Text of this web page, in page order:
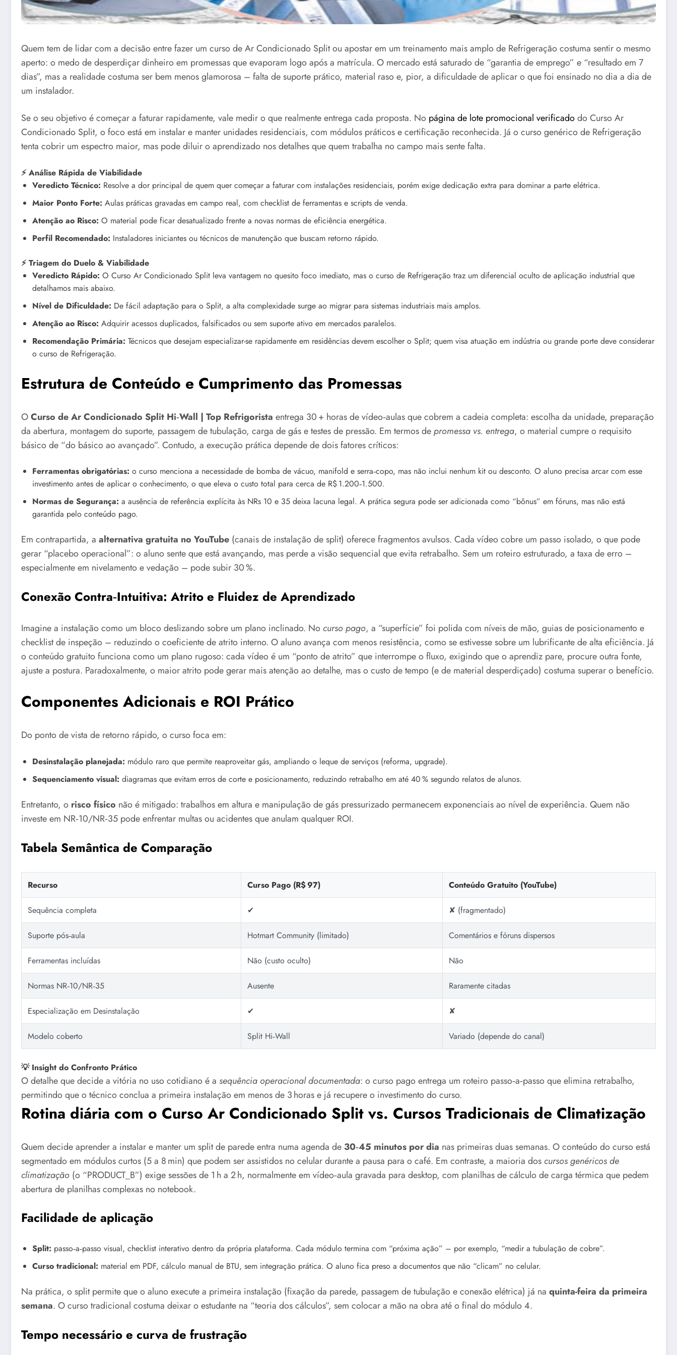
Quem tem de lidar com a decisão entre fazer um curso de Ar Condicionado Split ou apostar em um treinamento mais amplo de Refrigeração costuma sentir o mesmo
aperto: o medo de desperdiçar dinheiro em promessas que evaporam logo após a matrícula. O mercado está saturado de “garantia de emprego” e “resultado em 7
dias”, mas a realidade costuma ser bem menos glamorosa – falta de suporte prático, material raso e, pior, a dificuldade de aplicar o que foi ensinado no dia a dia de
um instalador.
Se o seu objetivo é começar a faturar rapidamente, vale medir o que realmente entrega cada proposta. No página de lote promocional verificadodo Curso Ar
Condicionado Split, o foco está em instalar e manter unidades residenciais, com módulos práticos e certificação reconhecida. Já o curso genérico de Refrigeração
tenta cobrir um espectro maior, mas pode diluir o aprendizado nos detalhes que quem trabalha no campo mais sente falta.
⚡ Análise Rápida de Viabilidade
Veredicto Técnico: Resolve a dor principal de quem quer começar a faturar com instalações residenciais, porém exige dedicação extra para dominar a parte elétrica.
Maior Ponto Forte: Aulas práticas gravadas em campo real, com checklist de ferramentas e scripts de venda.
Atenção ao Risco: O material pode ficar desatualizado frente a novas normas de eficiência energética.
Perfil Recomendado: Instaladores iniciantes ou técnicos de manutenção que buscam retorno rápido.
⚡ Triagem do Duelo & Viabilidade
Veredicto Rápido: O Curso Ar Condicionado Split leva vantagem no quesito foco imediato, mas o curso de Refrigeração traz um diferencial oculto de aplicação industrial que
detalhamos mais abaixo.
Nível de Dificuldade: De fácil adaptação para o Split, a alta complexidade surge ao migrar para sistemas industriais mais amplos.
Atenção ao Risco: Adquirir acessos duplicados, falsificados ou sem suporte ativo em mercados paralelos.
Recomendação Primária: Técnicos que desejam especializar-se rapidamente em residências devem escolher o Split; quem visa atuação em indústria ou grande porte deve considerar
o curso de Refrigeração.
Estrutura de Conteúdo e Cumprimento das Promessas
OCurso de Ar Condicionado Split Hi‑Wall | Top Refrigorista entrega 30 + horas de vídeo‑aulas que cobrem a cadeia completa: escolha da unidade, preparação
da abertura, montagem do suporte, passagem de tubulação, carga de gás e testes de pressão. Em termos depromessa vs. entrega, o material cumpre o requisito
básico de “do básico ao avançado”. Contudo, a execução prática depende de dois fatores críticos:
Ferramentas obrigatórias: o curso menciona a necessidade de bomba de vácuo, manifold e serra‑copo, mas não inclui nenhum kit ou desconto. O aluno precisa arcar com esse
investimento antes de aplicar o conhecimento, o que eleva o custo total para cerca de R$ 1.200‑1.500.
Normas de Segurança: a ausência de referência explícita às NRs 10 e 35 deixa lacuna legal. A prática segura pode ser adicionada como “bônus” em fóruns, mas não está
garantida pelo conteúdo pago.
Em contrapartida, a alternativa gratuita no YouTube (canais de instalação de split) oferece fragmentos avulsos. Cada vídeo cobre um passo isolado, o que pode
gerar “placebo operacional”: o aluno sente que está avançando, mas perde a visão sequencial que evita retrabalho. Sem um roteiro estruturado, a taxa de erro –
especialmente em nivelamento e vedação – pode subir 30 %.
Conexão Contra‑Intuitiva: Atrito e Fluidez de Aprendizado
Imagine a instalação como um bloco deslizando sobre um plano inclinado. Nocurso pago, a “superfície” foi polida com níveis de mão, guias de posicionamento e
checklist de inspeção – reduzindo o coeficiente de atrito interno. O aluno avança com menos resistência, como se estivesse sobre um lubrificante de alta eficiência. Já
o conteúdo gratuito funciona como um plano rugoso: cada vídeo é um “ponto de atrito” que interrompe o fluxo, exigindo que o aprendiz pare, procure outra fonte,
ajuste a postura. Paradoxalmente, o maior atrito pode gerar mais atenção ao detalhe, mas o custo de tempo (e de material desperdiçado) costuma superar o benefício.
Componentes Adicionais e ROI Prático
Do ponto de vista de retorno rápido, o curso foca em:
Desinstalação planejada: módulo raro que permite reaproveitar gás, ampliando o leque de serviços (reforma, upgrade).
Sequenciamento visual: diagramas que evitam erros de corte e posicionamento, reduzindo retrabalho em até 40 % segundo relatos de alunos.
Entretanto, o risco físico não é mitigado: trabalhos em altura e manipulação de gás pressurizado permanecem exponenciais ao nível de experiência. Quem não
investe em NR‑10/NR‑35 pode enfrentar multas ou acidentes que anulam qualquer ROI.
Tabela Semântica de Comparação
Recurso Curso Pago (R$ 97) Conteúdo Gratuito (YouTube)
Sequência completa ✔︎ ✘ (fragmentado)
Suporte pós‑aula Hotmart Community (limitado) Comentários e fóruns dispersos
Ferramentas incluídas Não (custo oculto) Não
Normas NR‑10/NR‑35 Ausente Raramente citadas
Especialização em Desinstalação ✔︎ ✘
Modelo coberto Split Hi‑Wall Variado (depende do canal)
💡 Insight do Confronto Prático
O detalhe que decide a vitória no uso cotidiano é a sequência operacional documentada: o curso pago entrega um roteiro passo‑a‑passo que elimina retrabalho,
permitindo que o técnico conclua a primeira instalação em menos de 3 horas e já recupere o investimento do curso.
Rotina diária com o Curso Ar Condicionado Split vs. Cursos Tradicionais de Climatização
Quem decide aprender a instalar e manter um split de parede entra numa agenda de 30‑45 minutos por dia nas primeiras duas semanas. O conteúdo do curso está
segmentado em módulos curtos (5 a 8 min) que podem ser assistidos no celular durante a pausa para o café. Em contraste, a maioria doscursos genéricos de
climatização (o “PRODUCT_B”) exige sessões de 1 h a 2 h, normalmente em vídeo‑aula gravada para desktop, com planilhas de cálculo de carga térmica que pedem
abertura de planilhas complexas no notebook.
Facilidade de aplicação
Split: passo‑a‑passo visual, checklist interativo dentro da própria plataforma. Cada módulo termina com “próxima ação” – por exemplo, “medir a tubulação de cobre”.
Curso tradicional: material em PDF, cálculo manual de BTU, sem integração prática. O aluno fica preso a documentos que não “clicam” no celular.
Na prática, o split permite que o aluno execute a primeira instalação (fixação da parede, passagem de tubulação e conexão elétrica) já na quinta-feira da primeira
semana. O curso tradicional costuma deixar o estudante na “teoria dos cálculos”, sem colocar a mão na obra até o final do módulo 4.
Tempo necessário e curva de frustração